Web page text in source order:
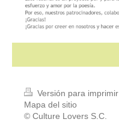
Versión para imprimir
Mapa del sitio
© Culture Lovers S.C.